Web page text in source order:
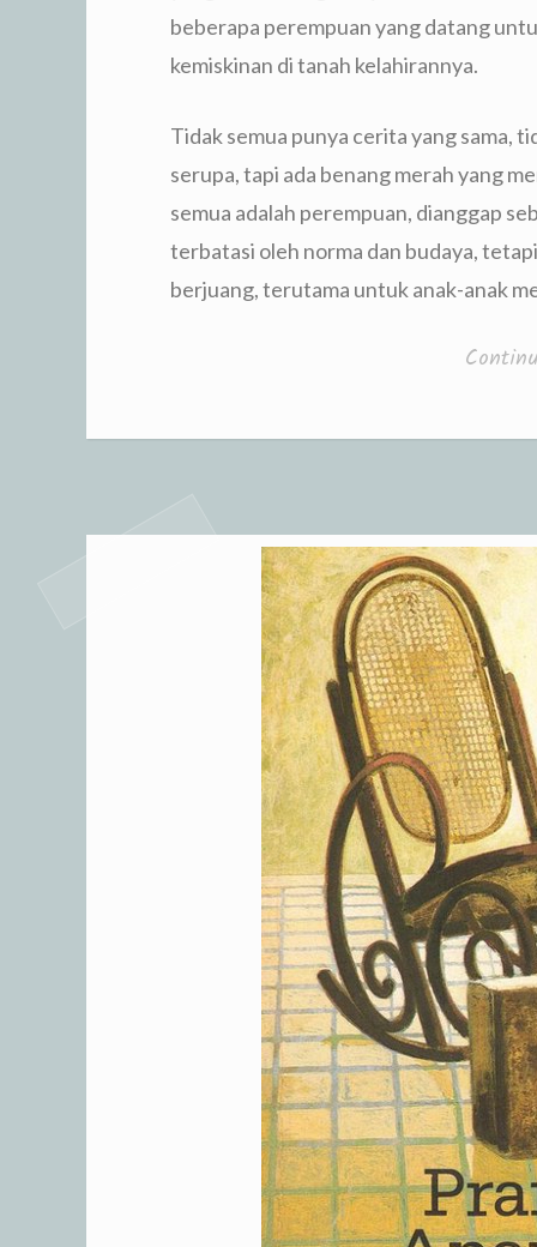
beberapa perempuan yang datang
kemiskinan di tanah kelahirannya.
Tidak semua punya cerita yang sama,
serupa, tapi ada benang merah yang
semua adalah perempuan, dianggap
terbatasi oleh norma dan budaya,
berjuang, terutama untuk anak-anak